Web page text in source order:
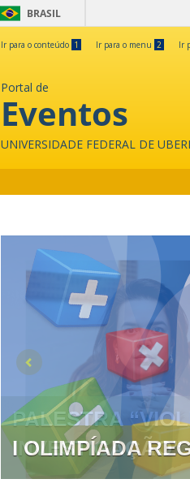
BRASIL
Ir para o conteúdo 1 Ir para o menu 2 Ir
Portal de
Eventos
UNIVERSIDADE FEDERAL DE
I OLIMPÍADA